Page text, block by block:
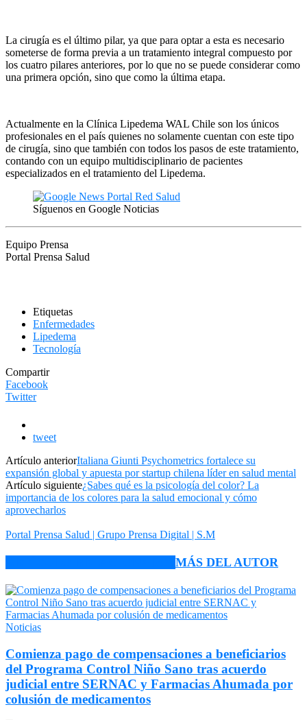
La cirugía es el último pilar, ya que para optar a esta es necesario
someterse de forma previa a un tratamiento integral compuesto por
los cuatro pilares anteriores, por lo que no se puede considerar como
una primera opción, sino que como la última etapa.
Actualmente en la Clínica Lipedema WAL Chile son los únicos
profesionales en el país quienes no solamente cuentan con este tipo
de cirugía, sino que también con todos los pasos de este tratamiento,
contando con un equipo multidisciplinario de pacientes
especializados en el tratamiento del Lipedema.
Síguenos en Google Noticias
Equipo Prensa
Portal Prensa Salud
Etiquetas
Enfermedades
Lipedema
Tecnología
Compartir
Facebook
Twitter
tweet
Artículo anteriorItaliana Giunti Psychometrics fortalece su
expansión global y apuesta por startup chilena líder en salud mental
Artículo siguiente¿Sabes qué es la psicología del color? La
importancia de los colores para la salud emocional y cómo
aprovecharlos
Portal Prensa Salud | Grupo Prensa Digital | S.M
MÁS DEL AUTOR
Noticias
Comienza pago de compensaciones a beneficiarios
del Programa Control Niño Sano tras acuerdo
judicial entre SERNAC y Farmacias Ahumada por
colusión de medicamentos